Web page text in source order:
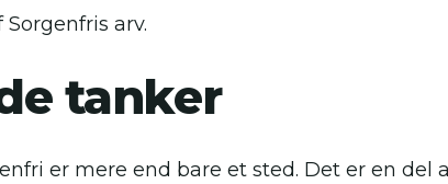
arv.
tanker
er mere end bare et sted. Det er en del